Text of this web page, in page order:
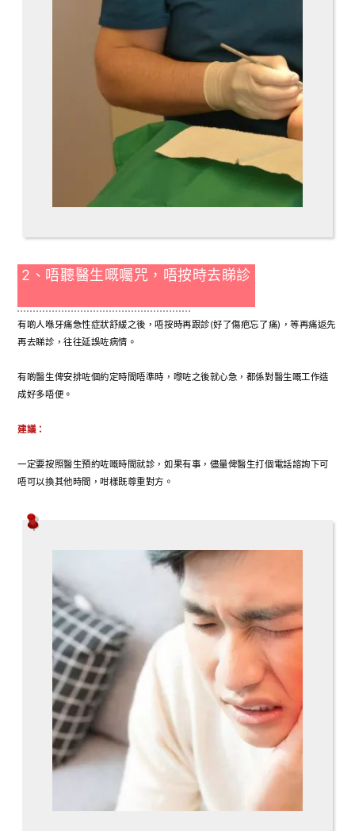
2、唔聽醫生嘅囑咒，唔按時去睇診
有啲人喺牙痛急性症狀舒緩之後，唔按時再跟診(好了傷疤忘了痛)，等再痛返先
再去睇診，往往延誤咗病情。
有啲醫生俾安排咗個約定時間唔準時，嚟咗之後就心急，都係對醫生嘅工作造
成好多唔便。
建議：
一定要按照醫生預約咗嘅時間就診，如果有事，儘量俾醫生打個電話諮詢下可
唔可以換其他時間，咁樣既尊重對方。